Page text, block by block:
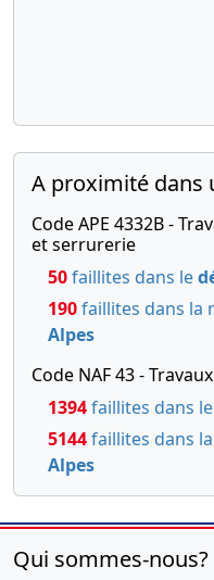
A proximité dans
Code APE 4332B -
et serrurerie
50faillites dans le
190faillites dans la
Alpes
Code NAF 43 -
1394faillites dans le
5144faillites dans
Alpes
Qui sommes-nous?